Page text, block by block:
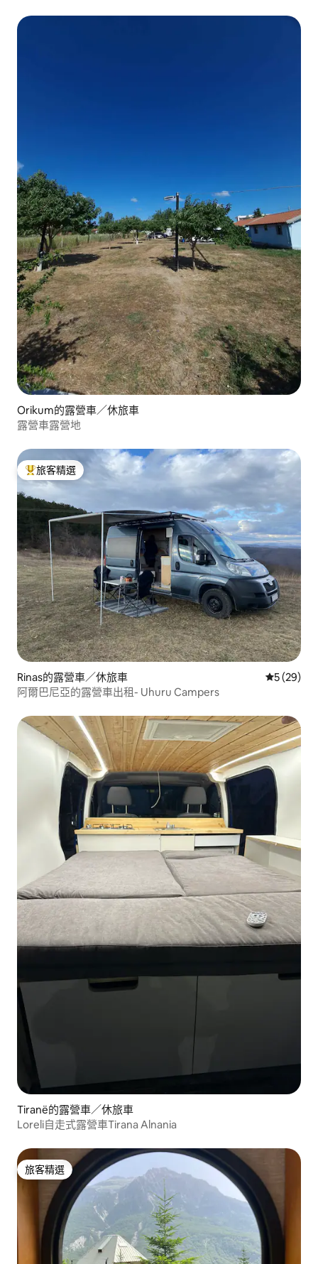
Orikum的露營車／休旅車
露營車露營地
旅客精選榜首
旅客精選
Rinas的露營車／休旅車 從 29 則評
5 (29)
阿爾巴尼亞的露營車出租- Uhuru Campers
Tiranë的露營車／休旅車
Loreli自走式露營車Tirana Alnania
旅客精選
旅客精選